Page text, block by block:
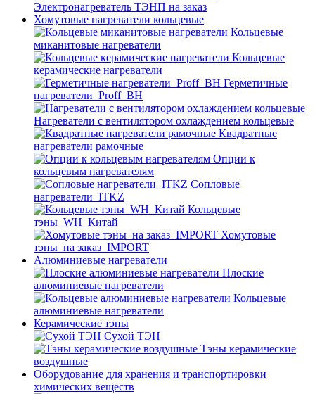
Электронагреватель ТЭНП на заказ
Хомутовые нагреватели кольцевые
Кольцевые
миканитовые нагреватели
Кольцевые
керамические нагреватели
Герметичные
нагреватели_Proff_BH
Нагреватели с вентилятором охлаждением кольцевые
Квадратные
нагреватели рамочные
Опции к
кольцевым нагревателям
Cопловые
нагреватели_ITKZ
Кольцевые
тэны_WH_Китай
Хомутовые
тэны_на заказ_IMPORT
Алюминиевые нагреватели
Плоские
алюминиевые нагреватели
Кольцевые
алюминиевые нагреватели
Керамические тэны
Сухой ТЭН
Тэны керамические
воздушные
Оборудование для хранения и транспортировки
химических веществ